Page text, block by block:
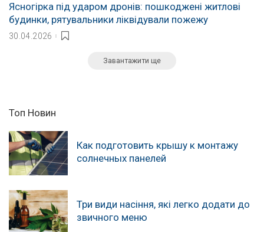
Ясногірка під ударом дронів: пошкоджені житлові
будинки, рятувальники ліквідували пожежу
30.04.2026
Завантажити ще
Топ Новин
Как подготовить крышу к монтажу
солнечных панелей
Три види насіння, які легко додати до
звичного меню